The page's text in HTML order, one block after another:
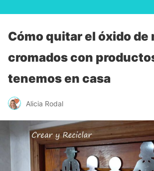
Cómo quitar el óxido de
cromados con
tenemos en casa
Alicia Rodal